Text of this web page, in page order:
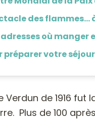
des flammes…
adresses où manger
préparer votre
Verdun de 1916
Plus de 100